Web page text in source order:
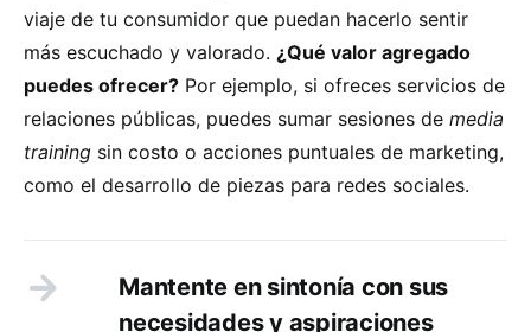
viaje de tu consumidor que puedan hacerlo sentir
más escuchado y valorado. ¿Qué valor agregado
puedes ofrecer? Por ejemplo, si ofreces servicios de
relaciones públicas, puedes sumar sesiones de media
training sin costo o acciones puntuales de marketing,
como el desarrollo de piezas para redes sociales.
Mantente en sintonía con sus
necesidades y aspiraciones